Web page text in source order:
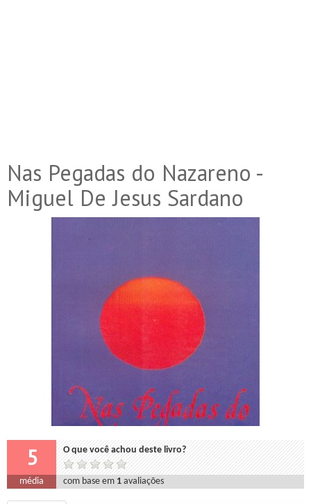
Nas Pegadas do Nazareno -
Miguel De Jesus Sardano
5 O que você achou deste livro?
média com base em 1 avaliações